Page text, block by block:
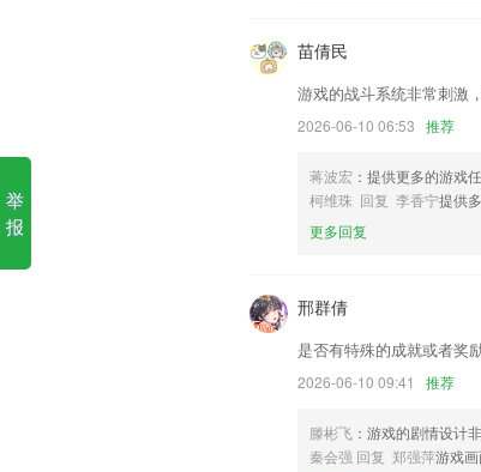
3.同时，为了打造一个更完整的
4.国画名师在线点评，陪伴式的
6.面向全的艺术生报名考试，提
我要找棋牌更新了什么?
更改图标
消息中心
增加创建相同收件人提醒功能
抗肺炎频道上线，全国疫情实时
苗倩民
游戏的战斗系统非常刺激
2026-06-10 06:53 推荐
蒋波宏 ：提供更多的游戏
柯维珠 回复 李香宁提供
更多回复
邢群倩
是否有特殊的成就或者奖
2026-06-10 09:41 推荐
滕彬飞 ：游戏的剧情设计
秦会强 回复 郑强萍游戏画
举
报